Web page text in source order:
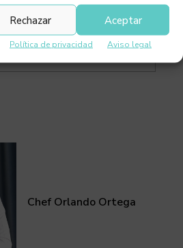
Aceptar
Rechazar
Política de privacidad Aviso legal
Chef Orlando Ortega